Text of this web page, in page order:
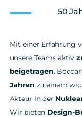
50
Mit einer Erfahrung
unsere Teams aktiv
beigetragen.
Jahren zu einem
Akteur in der
Wir bieten Design-